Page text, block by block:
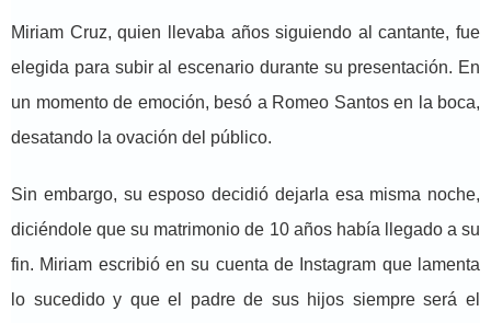
Miriam Cruz, quien llevaba años siguiendo al cantante, fue
elegida para subir al escenario durante su presentación. En
un momento de emoción, besó a Romeo Santos en la boca,
desatando la ovación del público.
Sin embargo, su esposo decidió dejarla esa misma noche,
diciéndole que su matrimonio de 10 años había llegado a su
fin. Miriam escribió en su cuenta de Instagram que lamenta
lo sucedido y que el padre de sus hijos siempre será el